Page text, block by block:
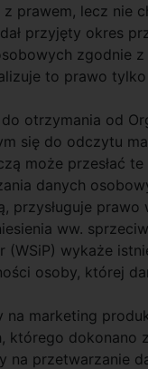
prawem, lecz nie
przyjęty okres
zgodnie
to prawo
otrzymania od
się do odczytu
może przesłać
danych
przysługuje
ww.
wykaże
osoby, której
marketing
dokonano
przetwarzanie